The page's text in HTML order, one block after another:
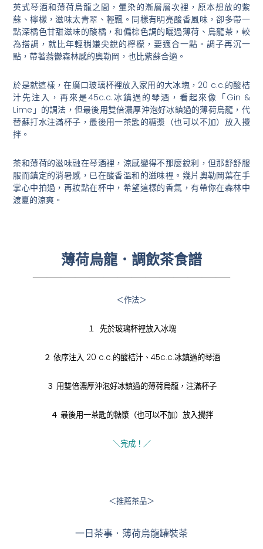
英式琴酒和薄荷烏龍之間，暈染的漸層層次裡，原本想放的紫
蘇、檸檬，滋味太青翠、輕飄。同樣有明亮酸香風味，卻多帶一
點深橘色甘甜滋味的酸橘，和偏棕色調的曬過薄荷、烏龍茶，較
為搭調，就比年輕稍嫌尖銳的檸檬，要適合一點。調子再沉一
點，帶著蓊鬱森林感的奧勒岡，也比紫蘇合適。
於是就這樣，在廣口玻璃杯裡放入家用的大冰塊，20 c.c.的酸桔
汁先注入，再來是45c.c.冰鎮過的琴酒，看起來像「Gin &
Lime」的調法，但最後用雙倍濃厚沖泡好冰鎮過的薄荷烏龍，代
替蘇打水注滿杯子，最後用一茶匙的糖漿（也可以不加）放入攪
拌。
茶和薄荷的滋味融在琴酒裡，涼感變得不那麼銳利，但那舒舒服
服而鎮定的消暑感，已在酸香溫和的滋味裡。幾片奧勒岡葉在手
掌心中拍過，再妝點在杯中，希望這樣的香氣，有帶你在森林中
渡夏的涼爽。
薄荷烏龍．調飲茶食譜
——————————————
＜作法＞
１ 先於玻璃杯裡放入冰塊
２ 依序注入 20 c.c.的酸桔汁、45c.c.冰鎮過的琴酒
３ 用雙倍濃厚沖泡好冰鎮過的薄荷烏龍，注滿杯子
４ 最後用一茶匙的糖漿（也可以不加）放入攪拌
＼完成！／
＜推薦茶品＞
一日茶事．薄荷烏龍罐裝茶